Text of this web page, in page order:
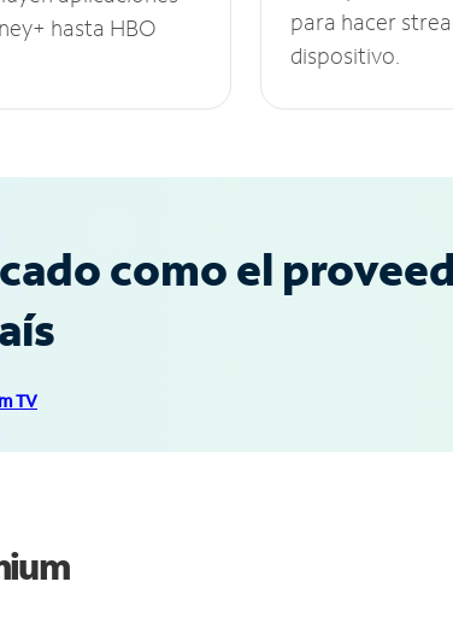
hasta HBO
para hacer
dispositivo.
como el
TV